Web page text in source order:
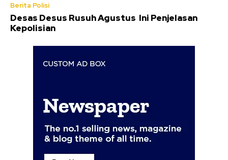
Berita Polisi
Desas Desus Rusuh Agustus Ini Penjelasan
Kepolisian